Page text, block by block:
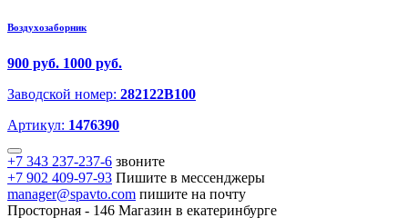
Воздухозаборник
900 руб. 1000 руб.
Заводской номер: 282122B100
Артикул: 1476390
+7 343 237-237-6 звоните
+7 902 409-97-93 Пишите в мессенджеры
manager@spavto.com пишите на почту
Просторная - 146 Магазин в екатеринбурге